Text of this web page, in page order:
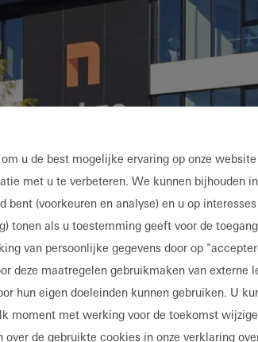
u de best mogelijke ervaring op onze
met u te verbeteren. We kunnen bijhouden
bent (voorkeuren en analyse) en u op
tonen als u toestemming geeft voor de
van persoonlijke gegevens door op
deze maatregelen gebruikmaken van externe
hun eigen doeleinden kunnen gebruiken. U
moment met werking voor de toekomst
over de gebruikte cookies in onze verklaring